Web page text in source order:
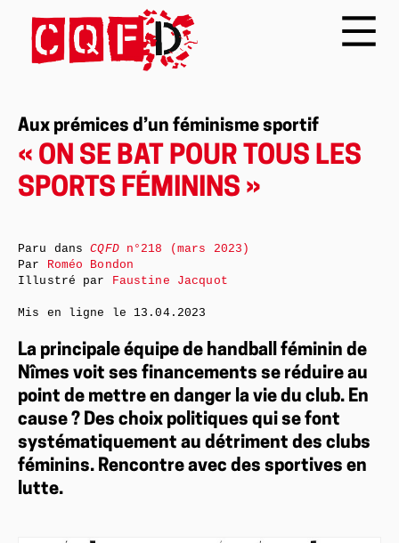
Aux prémices d’un féminisme sportif
« ON SE BAT POUR TOUS LES
SPORTS FÉMININS »
La principale équipe de handball féminin de
Nîmes voit ses financements se réduire au
point de mettre en danger la vie du club. En
cause ? Des choix politiques qui se font
systématiquement au détriment des clubs
féminins. Rencontre avec des sportives en
lutte.
Paru dansCQFDn°218 (mars 2023)
Par Roméo Bondon
Illustré par Faustine Jacquot
Mis en ligne le 13.04.2023